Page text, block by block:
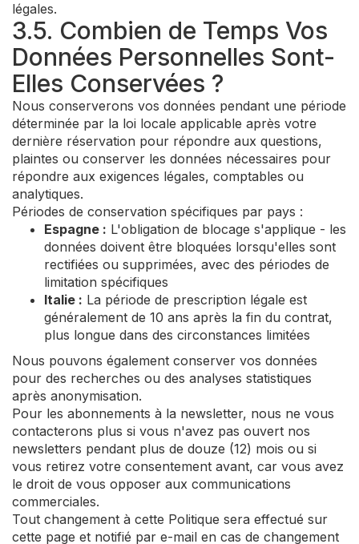
légales.
3.5. Combien de Temps Vos
Données Personnelles Sont-
Elles Conservées ?
Nous conserverons vos données pendant une période
déterminée par la loi locale applicable après votre
dernière réservation pour répondre aux questions,
plaintes ou conserver les données nécessaires pour
répondre aux exigences légales, comptables ou
analytiques.
Périodes de conservation spécifiques par pays :
Espagne : L'obligation de blocage s'applique - les
données doivent être bloquées lorsqu'elles sont
rectifiées ou supprimées, avec des périodes de
limitation spécifiques
Italie : La période de prescription légale est
généralement de 10 ans après la fin du contrat,
plus longue dans des circonstances limitées
Nous pouvons également conserver vos données
pour des recherches ou des analyses statistiques
après anonymisation.
Pour les abonnements à la newsletter, nous ne vous
contacterons plus si vous n'avez pas ouvert nos
newsletters pendant plus de douze (12) mois ou si
vous retirez votre consentement avant, car vous avez
le droit de vous opposer aux communications
commerciales.
Tout changement à cette Politique sera effectué sur
cette page et notifié par e-mail en cas de changement